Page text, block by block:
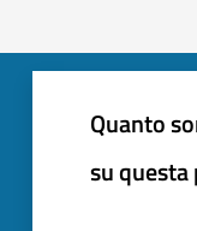
Quanto
su questa